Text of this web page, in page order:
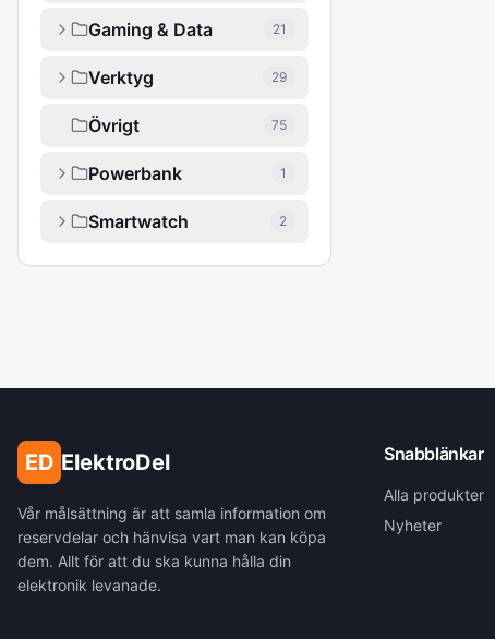
Gaming & Data 21
Verktyg 29
Övrigt 75
Powerbank 1
Smartwatch 2
ED ElektroDel
Vår målsättning är att samla information om
reservdelar och hänvisa vart man kan köpa
dem. Allt för att du ska kunna hålla din
elektronik levanade.
Snabblänkar
Alla produkter
Nyheter